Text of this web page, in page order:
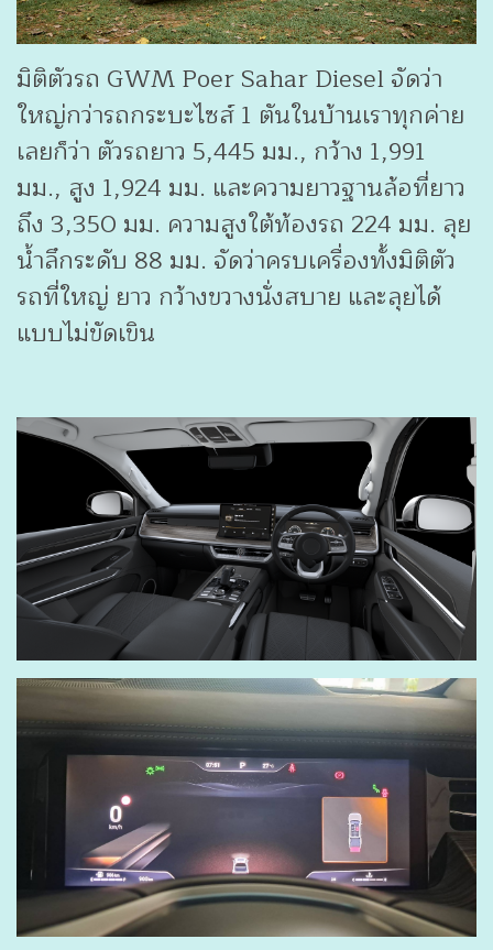
มิติตัวรถ GWM Poer Sahar Diesel จัดว่า
ใหญ่กว่ารถกระบะไซส์ 1 ตันในบ้านเราทุกค่าย
เลยก็ว่า ตัวรถยาว 5,445 มม., กว้าง 1,991
มม., สูง 1,924 มม. และความยาวฐานล้อที่ยาว
ถึง 3,350 มม. ความสูงใต้ท้องรถ 224 มม. ลุย
น้ำลึกระดับ 88 มม. จัดว่าครบเครื่องทั้งมิติตัว
รถที่ใหญ่ ยาว กว้างขวางนั่งสบาย และลุยได้
แบบไม่ขัดเขิน